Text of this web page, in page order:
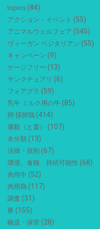
topics (84)
アクション・イベント (55)
アニマルウェルフェア (545)
ヴィーガン ベジタリアン (55)
キャンペーン (9)
ケージフリー (13)
サンクチュアリ (6)
フォアグラ (59)
乳牛 ミルク用の牛 (85)
卵 採卵鶏 (414)
屠殺（と畜） (107)
未分類 (13)
法律・規制 (67)
環境、食糧、持続可能性 (68)
肉用牛 (52)
肉用鶏 (117)
調査 (31)
豚 (155)
輸送・保管 (28)